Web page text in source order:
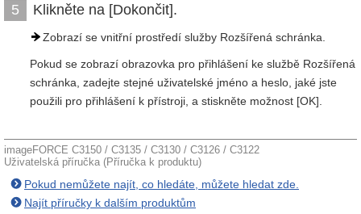
5 Klikněte na [Dokončit].
Zobrazí se vnitřní prostředí služby Rozšířená schránka.
Pokud se zobrazí obrazovka pro přihlášení ke službě Rozšířená
schránka, zadejte stejné uživatelské jméno a heslo, jaké jste
použili pro přihlášení k přístroji, a stiskněte možnost [OK].
imageFORCE C3150 / C3135 / C3130 / C3126 / C3122
Uživatelská příručka (Příručka k produktu)
Pokud nemůžete najít, co hledáte, můžete hledat zde.
Najít příručky k dalším produktům